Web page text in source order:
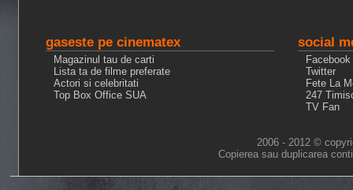
gaseste pe cinematex
Magazinul tau de carti
Lista ta de filme preferate
Actori si celebritati
Top Box Office SUA
social
Facebook
Twitter
Fete La
247
TV Fan
2006 - 2012 ©
Copierea sau duplicarea